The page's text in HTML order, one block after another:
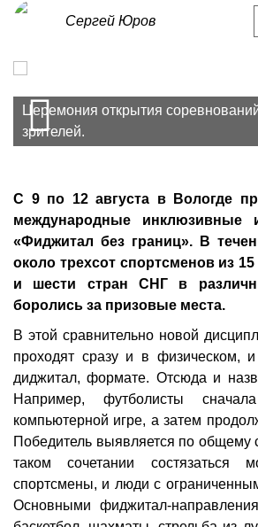
Сергей Юров
Prev
Церемония открытия
зрителей.
Даже проиграв в цифровом матче,
могли проявить себя на паркете.
Многие спортсмены с
возможностями смогли проявить
такому формату соревнований.
С 9 по 12 августа в Вологде
международные инклюзивные
«Фиджитал без границ». В
около трехсот спортсменов из
и шести стран СНГ в
боролись за призовые места.
В этой сравнительно новой
проходят сразу и в физическом,
диджитал, формате. Отсюда и
Например, футболисты
компьютерной игре, а затем
Победитель выявляется по общему
таком сочетании состязаться
спортсмены, и люди с
Основными фиджитал-